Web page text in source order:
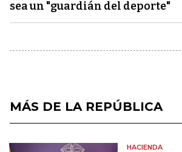
sea un "guardián del deporte"
MÁS DE LA REPÚBLICA
HACIENDA